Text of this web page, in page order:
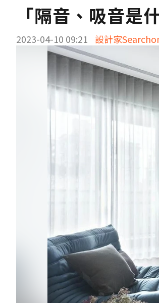
「隔音、吸音是
2023-04-10 09:21 設計家